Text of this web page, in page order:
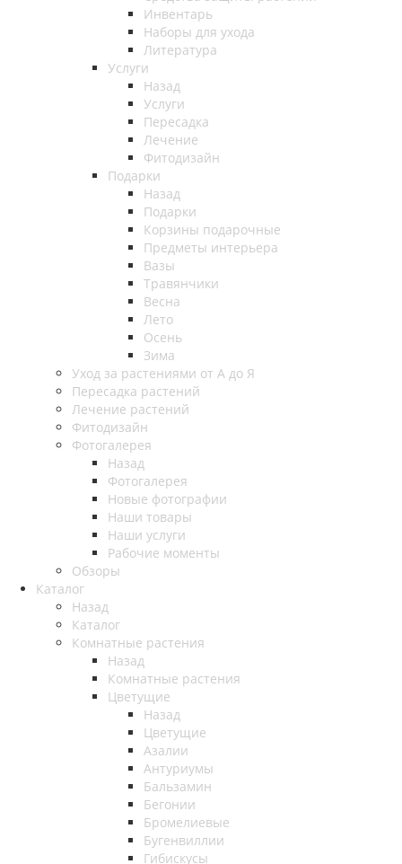
Инвентарь
Наборы для ухода
Литература
Услуги
Назад
Услуги
Пересадка
Лечение
Фитодизайн
Подарки
Назад
Подарки
Корзины подарочные
Предметы интерьера
Вазы
Травянчики
Весна
Лето
Осень
Зима
Уход за растениями от А до Я
Пересадка растений
Лечение растений
Фитодизайн
Фотогалерея
Назад
Фотогалерея
Новые фотографии
Наши товары
Наши услуги
Рабочие моменты
Обзоры
Каталог
Назад
Каталог
Комнатные растения
Назад
Комнатные растения
Цветущие
Назад
Цветущие
Азалии
Антуриумы
Бальзамин
Бегонии
Бромелиевые
Бугенвиллии
Гибискусы